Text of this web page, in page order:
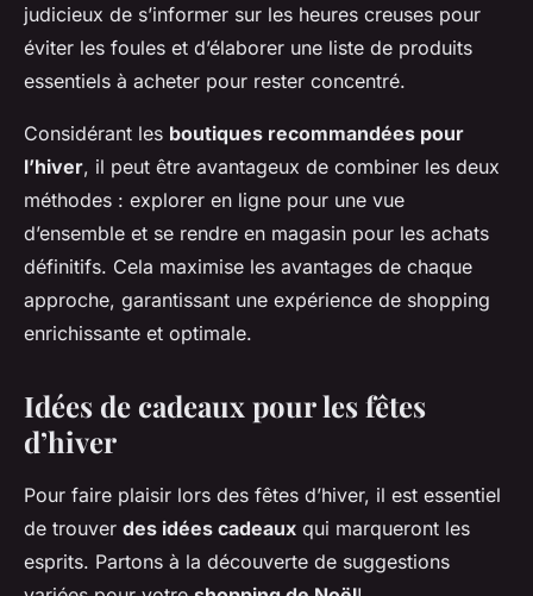
judicieux de s’informer sur les heures creuses pour
éviter les foules et d’élaborer une liste de produits
essentiels à acheter pour rester concentré.
Considérant les boutiques recommandées pour
l’hiver, il peut être avantageux de combiner les deux
méthodes : explorer en ligne pour une vue
d’ensemble et se rendre en magasin pour les achats
définitifs. Cela maximise les avantages de chaque
approche, garantissant une expérience de shopping
enrichissante et optimale.
Idées de cadeaux pour les fêtes
d’hiver
Pour faire plaisir lors des fêtes d’hiver, il est essentiel
de trouver des idées cadeaux qui marqueront les
esprits. Partons à la découverte de suggestions